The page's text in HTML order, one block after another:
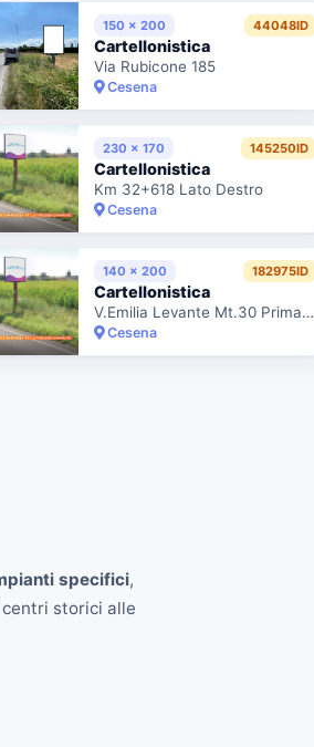
150 x 200 44048ID
Cartellonistica
Via Rubicone 185
Cesena
230 x 170 145250ID
Cartellonistica
Km 32+618 Lato Destro
Cesena
140 x 200 182975ID
Cartellonistica
V.Emilia Levante Mt.30 Prima Civ.1194
Cesena
specifici,
storici alle